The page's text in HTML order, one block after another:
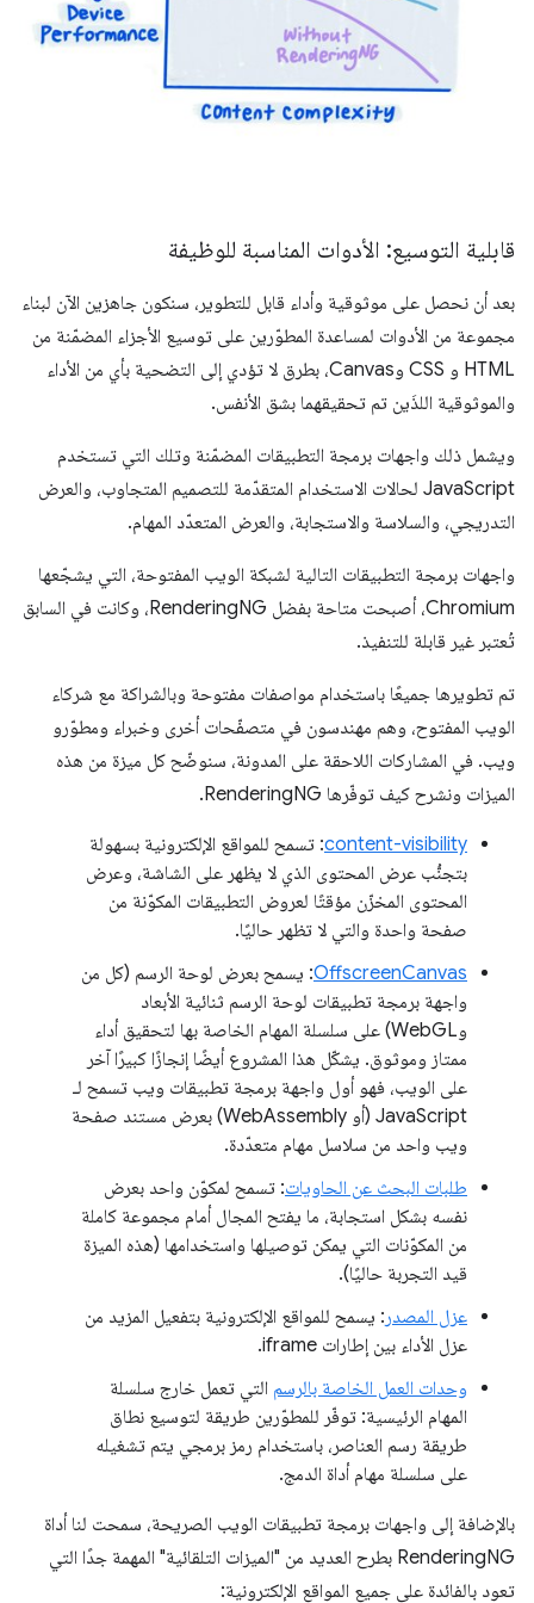
قابلية التوسيع: الأدوات المناسبة للوظيفة
بعد أن نحصل على موثوقية وأداء قابل للتطوير، سنكون جاهزين الآن لبناء
مجموعة من الأدوات لمساعدة المطوّرين على توسيع الأجزاء المضمّنة من
HTML و CSS وCanvas، بطرق لا تؤدي إلى التضحية بأي من الأداء
والموثوقية اللذَين تم تحقيقهما بشق الأنفس.
ويشمل ذلك واجهات برمجة التطبيقات المضمّنة وتلك التي تستخدم
JavaScript لحالات الاستخدام المتقدّمة للتصميم المتجاوب، والعرض
التدريجي، والسلاسة والاستجابة، والعرض المتعدّد المهام.
واجهات برمجة التطبيقات التالية لشبكة الويب المفتوحة، التي يشجّعها
Chromium، أصبحت متاحة بفضل RenderingNG، وكانت في السابق
تُعتبر غير قابلة للتنفيذ.
تم تطويرها جميعًا باستخدام مواصفات مفتوحة وبالشراكة مع شركاء
الويب المفتوح، وهم مهندسون في متصفّحات أخرى وخبراء ومطوّرو
ويب. في المشاركات اللاحقة على المدونة، سنوضّح كل ميزة من هذه
الميزات ونشرح كيف توفّرها RenderingNG.
content-visibility: تسمح للمواقع الإلكترونية بسهولة
بتجنُّب عرض المحتوى الذي لا يظهر على الشاشة، وعرض
المحتوى المخزّن مؤقتًا لعروض التطبيقات المكوّنة من
صفحة واحدة والتي لا تظهر حاليًا.
OffscreenCanvas: يسمح بعرض لوحة الرسم (كل من
واجهة برمجة تطبيقات لوحة الرسم ثنائية الأبعاد
وWebGL) على سلسلة المهام الخاصة بها لتحقيق أداء
ممتاز وموثوق. يشكّل هذا المشروع أيضًا إنجازًا كبيرًا آخر
على الويب، فهو أول واجهة برمجة تطبيقات ويب تسمح لـ
JavaScript (أو WebAssembly) بعرض مستند صفحة
ويب واحد من سلاسل مهام متعدّدة.
طلبات البحث عن الحاويات: تسمح لمكوّن واحد بعرض
نفسه بشكل استجابة، ما يفتح المجال أمام مجموعة كاملة
من المكوّنات التي يمكن توصيلها واستخدامها (هذه الميزة
قيد التجربة حاليًا).
عزل المصدر : يسمح للمواقع الإلكترونية بتفعيل المزيد من
عزل الأداء بين إطارات iframe.
وحدات العمل الخاصة بالرسم التي تعمل خارج سلسلة
المهام الرئيسية: توفّر للمطوّرين طريقة لتوسيع نطاق
طريقة رسم العناصر، باستخدام رمز برمجي يتم تشغيله
على سلسلة مهام أداة الدمج.
بالإضافة إلى واجهات برمجة تطبيقات الويب الصريحة، سمحت لنا أداة
RenderingNG بطرح العديد من "الميزات التلقائية" المهمة جدًا التي
تعود بالفائدة على جميع المواقع الإلكترونية: